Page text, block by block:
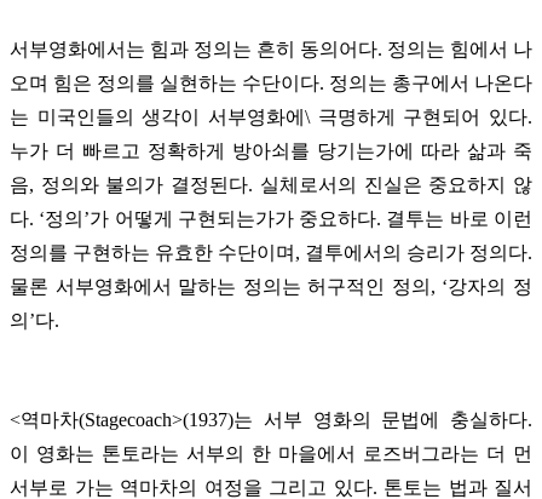
서부영화에서는 힘과 정의는 흔히 동의어다. 정의는 힘에서 나
오며 힘은 정의를 실현하는 수단이다. 정의는 총구에서 나온다
는 미국인들의 생각이 서부영화에\ 극명하게 구현되어 있다.
누가 더 빠르고 정확하게 방아쇠를 당기는가에 따라 삶과 죽
음, 정의와 불의가 결정된다. 실체로서의 진실은 중요하지 않
다. ‘정의’가 어떻게 구현되는가가 중요하다. 결투는 바로 이런
정의를 구현하는 유효한 수단이며, 결투에서의 승리가 정의다.
물론 서부영화에서 말하는 정의는 허구적인 정의, ‘강자의 정
의’다.
<역마차(Stagecoach>(1937)는 서부 영화의 문법에 충실하다.
이 영화는 톤토라는 서부의 한 마을에서 로즈버그라는 더 먼
서부로 가는 역마차의 여정을 그리고 있다. 톤토는 법과 질서